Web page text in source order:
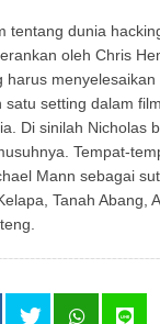
tentang dunia
oleh Chris
harus menyelesaikan
satu setting dalam
Di sinilah Nicholas
Tempat-
Mann sebagai
Tanah Abang,